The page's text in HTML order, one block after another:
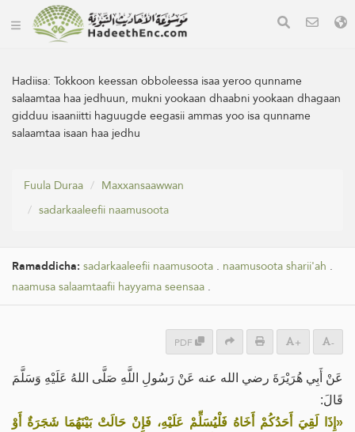
Hadiisa:Tokkoon keessan obboleessa isaa yeroo qunname
salaamtaa haa jedhuun, mukni yookaan dhaabni yookaan dhagaan
gidduu isaaniitti haguugde eegasii ammas yoo isa qunname
salaamtaa isaan haa jedhu
Fuula Duraa
Maxxansaawwan
sadarkaaleefii naamusoota
Ramaddicha: sadarkaaleefii naamusoota . naamusoota sharii'ah .
naamusa salaamtaafii hayyama seensaa .
PDF + -
عَنْ أَبِي هُرَيْرَةَ رضي الله عنه عَنْ رَسُولِ اللَّهِ صَلَّى اللهُ عَلَيْهِ وَسَلَّمَ
قَالَ:
«إِذَا لَقِيَ أَحَدُكُمْ أَخَاهُ فَلْيُسَلِّمْ عَلَيْهِ، فَإِنْ حَالَتْ بَيْنَهُمَا شَجَرَةٌ أَوْ